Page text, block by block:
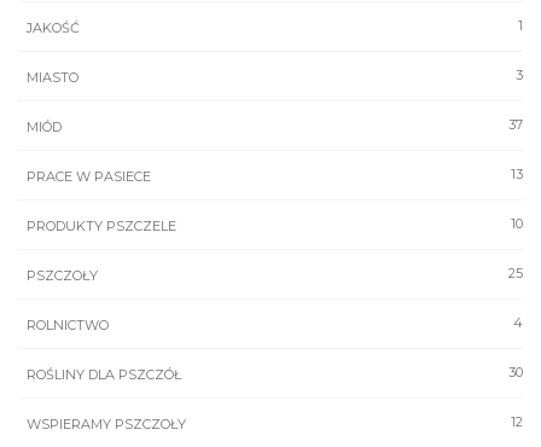
1
JAKOŚĆ
3
MIASTO
37
MIÓD
13
PRACE W PASIECE
10
PRODUKTY PSZCZELE
25
PSZCZOŁY
4
ROLNICTWO
30
ROŚLINY DLA PSZCZÓŁ
12
WSPIERAMY PSZCZOŁY